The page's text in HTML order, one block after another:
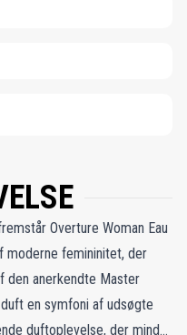
Overture Woman Eau
moderne femininitet, der
den anerkendte Master
en symfoni af udsøgte
duftoplevelse, der minder